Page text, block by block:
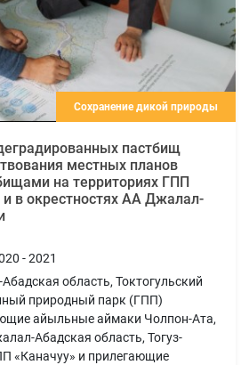
Сохранение дикой природы
пастбищ
местных планов
на территориях ГПП
в окрестностях АА Джалал-
- 2021
область, Токтогульский
природный парк (ГПП)
айыльные аймаки Чолпон-Ата,
Абадская область, Тогуз-
«Каначуу» и прилегающие